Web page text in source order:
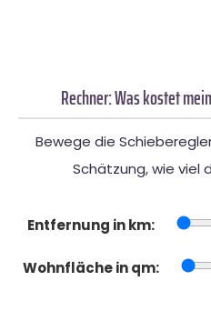
Rechner: Was kostet
Bewege die
Schätzung, wie viel
Entfernung in km:
Wohnfläche in qm: